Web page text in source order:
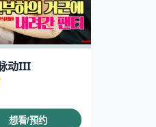
动III
想看/预约